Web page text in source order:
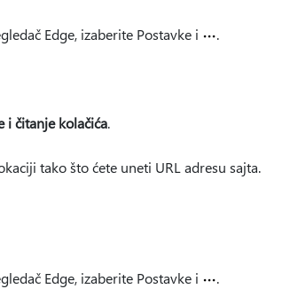
Edge, izaberite Postavke i .
i čitanje kolačića.
tako što ćete uneti URL adresu sajta.
Edge, izaberite Postavke i .